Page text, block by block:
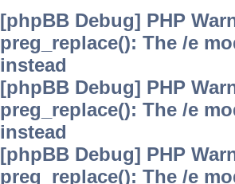
[phpBB Debug] PHP
preg_replace(): The /e
instead
[phpBB Debug] PHP
preg_replace(): The /e
instead
[phpBB Debug] PHP
preg_replace(): The /e